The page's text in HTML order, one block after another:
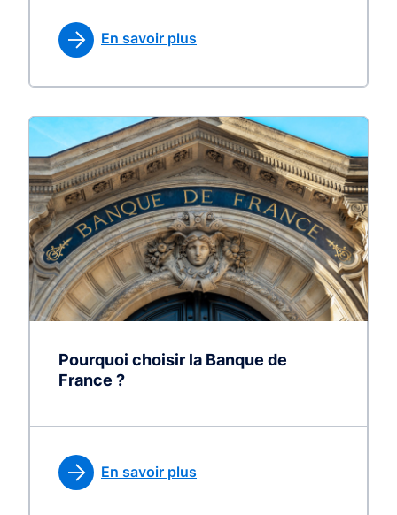
En savoir plus
Pourquoi choisir la Banque de
France ?
En savoir plus